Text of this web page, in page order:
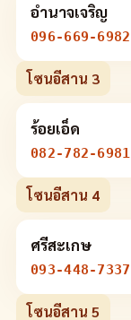
อำนาจเจริญ
096-669-6982
โซนอีสาน 3
ร้อยเอ็ด
082-782-6981
โซนอีสาน 4
ศรีสะเกษ
093-448-7337
โซนอีสาน 5